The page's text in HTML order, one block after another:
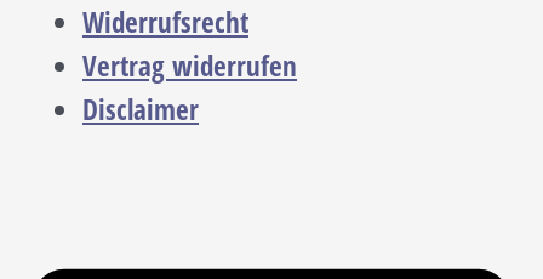
Widerrufsrecht
Vertrag widerrufen
Disclaimer